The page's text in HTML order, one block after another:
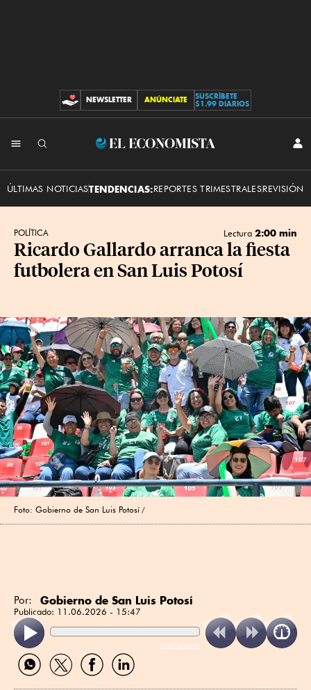
CONTRIBUCIONES
NEWSLETTER ANÚNCIATE
SUSCRÍBETE
$1.99 DIARIOS
El
ÚLTIMAS NOTICIASTENDENCIAS:REPORTES TRIMESTRALESREVISIÓN
POLÍTICA Lectura 2:00 min
Ricardo Gallardo arranca la fiesta
futbolera en San Luis Potosí
Foto: Gobierno de San Luis Potosí
Por: Gobierno de San Luis Potosí
Publicado: 11.06.2026 - 15:47
ReadSpeaker
Compartir
por
Compartir
por
Compartir
por
Compartir
por